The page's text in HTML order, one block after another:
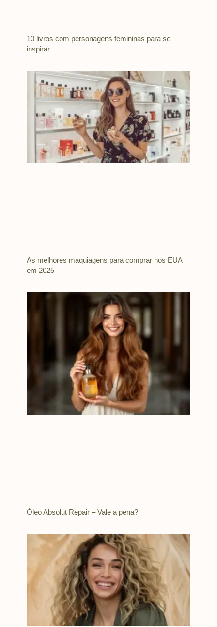
10 livros com personagens femininas para se
inspirar
As melhores maquiagens para comprar nos EUA
em 2025
Óleo Absolut Repair – Vale a pena?